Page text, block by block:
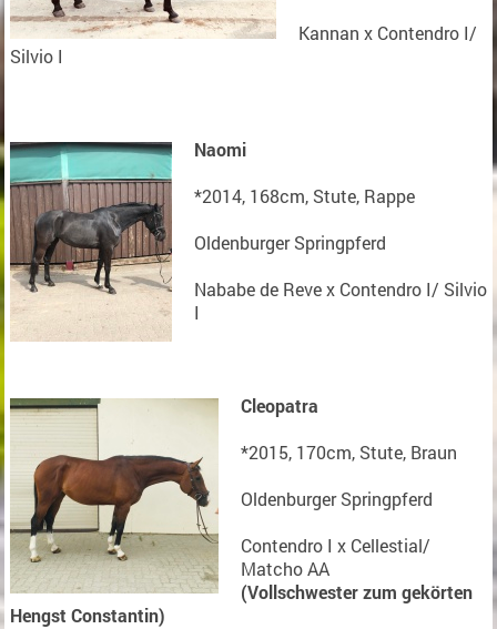
Kannan x Contendro I/
Silvio I
Naomi
*2014, 168cm, Stute, Rappe
Oldenburger Springpferd
Nababe de Reve x Contendro I/ Silvio
I
Cleopatra
*2015, 170cm, Stute, Braun
Oldenburger Springpferd
Contendro I x Cellestial/
Matcho AA
(Vollschwester zum gekörten
Hengst Constantin)